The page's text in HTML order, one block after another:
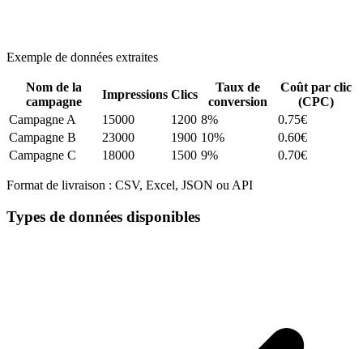
Exemple de données extraites
Nom de la
campagne
Impressions Clics
Taux de
conversion
Coût par clic
(CPC)
Campagne A
15000 1200 8%
0.75€
Campagne B
23000 1900 10%
0.60€
Campagne C
18000 1500 9% 0.70€
Format de livraison : CSV, Excel, JSON ou API
Types de données disponibles